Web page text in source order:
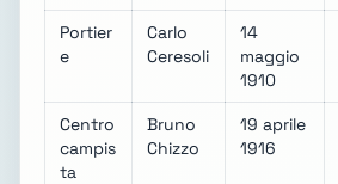
Portier
e
Carlo
Ceresoli
14
maggio
1910
Centro
campis
ta
Bruno
Chizzo
19 aprile
1916